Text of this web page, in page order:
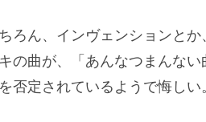
ろん、インヴェンションと
の曲が、「あんなつまんな
否定されているようで悔しい。